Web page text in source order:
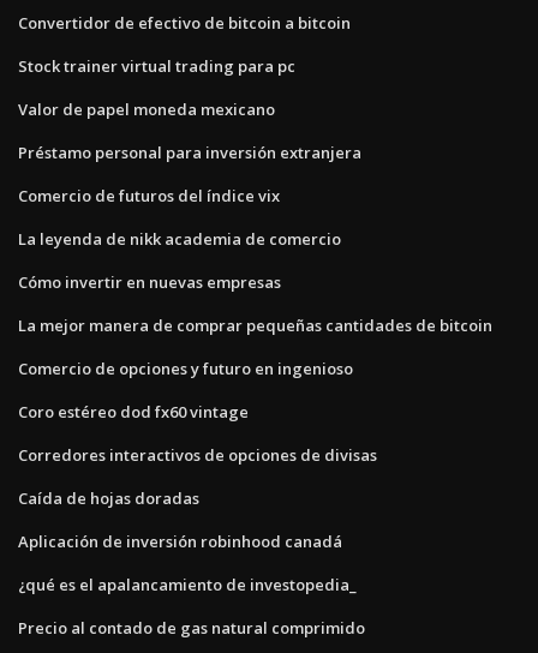
Convertidor de efectivo de bitcoin a bitcoin
Stock trainer virtual trading para pc
Valor de papel moneda mexicano
Préstamo personal para inversión extranjera
Comercio de futuros del índice vix
La leyenda de nikk academia de comercio
Cómo invertir en nuevas empresas
La mejor manera de comprar pequeñas cantidades de bitcoin
Comercio de opciones y futuro en ingenioso
Coro estéreo dod fx60 vintage
Corredores interactivos de opciones de divisas
Caída de hojas doradas
Aplicación de inversión robinhood canadá
¿qué es el apalancamiento de investopedia_
Precio al contado de gas natural comprimido